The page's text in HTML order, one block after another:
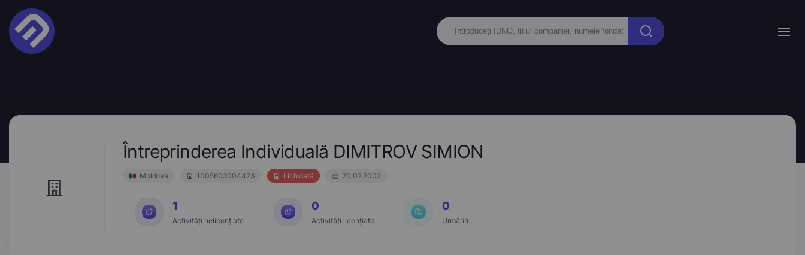
Întreprinderea Individuală DIMITROV SIMION
Moldova 1005603004423 Lichidată 20.02.2002
1
Activități nelicențiate
0
Activități licențiate
0
Urmăriri